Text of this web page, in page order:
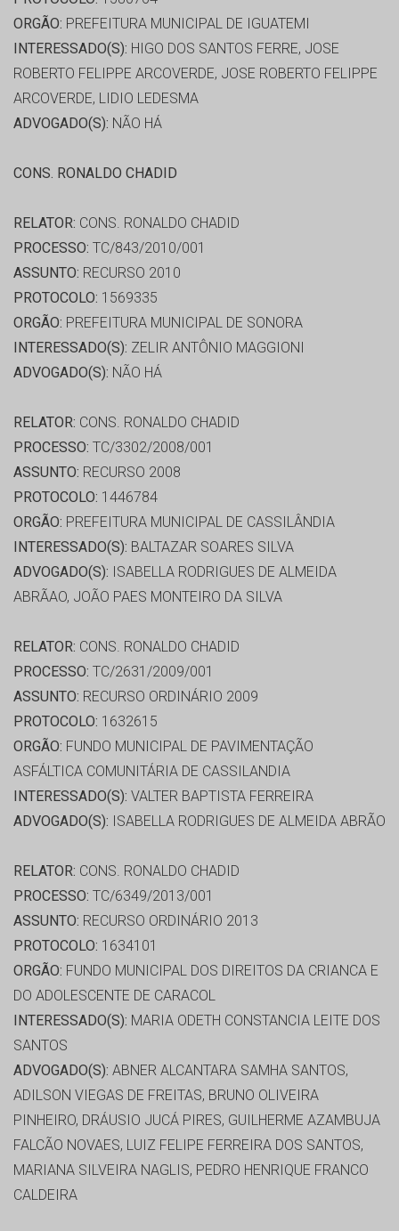
ORGÃO: PREFEITURA MUNICIPAL DE IGUATEMI
INTERESSADO(S): HIGO DOS SANTOS FERRE, JOSE
ROBERTO FELIPPE ARCOVERDE, JOSE ROBERTO FELIPPE
ARCOVERDE, LIDIO LEDESMA
ADVOGADO(S): NÃO HÁ
CONS. RONALDO CHADID
RELATOR: CONS. RONALDO CHADID
PROCESSO: TC/843/2010/001
ASSUNTO: RECURSO 2010
PROTOCOLO: 1569335
ORGÃO: PREFEITURA MUNICIPAL DE SONORA
INTERESSADO(S): ZELIR ANTÔNIO MAGGIONI
ADVOGADO(S): NÃO HÁ
RELATOR: CONS. RONALDO CHADID
PROCESSO: TC/3302/2008/001
ASSUNTO: RECURSO 2008
PROTOCOLO: 1446784
ORGÃO: PREFEITURA MUNICIPAL DE CASSILÂNDIA
INTERESSADO(S): BALTAZAR SOARES SILVA
ADVOGADO(S): ISABELLA RODRIGUES DE ALMEIDA
ABRÃAO, JOÃO PAES MONTEIRO DA SILVA
RELATOR: CONS. RONALDO CHADID
PROCESSO: TC/2631/2009/001
ASSUNTO: RECURSO ORDINÁRIO 2009
PROTOCOLO: 1632615
ORGÃO: FUNDO MUNICIPAL DE PAVIMENTAÇÃO
ASFÁLTICA COMUNITÁRIA DE CASSILANDIA
INTERESSADO(S): VALTER BAPTISTA FERREIRA
ADVOGADO(S): ISABELLA RODRIGUES DE ALMEIDA ABRÃO
RELATOR: CONS. RONALDO CHADID
PROCESSO: TC/6349/2013/001
ASSUNTO: RECURSO ORDINÁRIO 2013
PROTOCOLO: 1634101
ORGÃO: FUNDO MUNICIPAL DOS DIREITOS DA CRIANCA E
DO ADOLESCENTE DE CARACOL
INTERESSADO(S): MARIA ODETH CONSTANCIA LEITE DOS
SANTOS
ADVOGADO(S): ABNER ALCANTARA SAMHA SANTOS,
ADILSON VIEGAS DE FREITAS, BRUNO OLIVEIRA
PINHEIRO, DRÁUSIO JUCÁ PIRES, GUILHERME AZAMBUJA
FALCÃO NOVAES, LUIZ FELIPE FERREIRA DOS SANTOS,
MARIANA SILVEIRA NAGLIS, PEDRO HENRIQUE FRANCO
CALDEIRA